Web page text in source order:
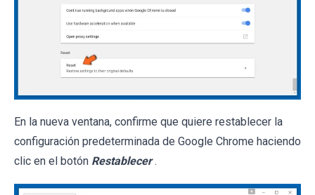
En la nueva ventana, confirme que quiere restablecer la
configuración predeterminada de Google Chrome haciendo
clic en el botón Restablecer .